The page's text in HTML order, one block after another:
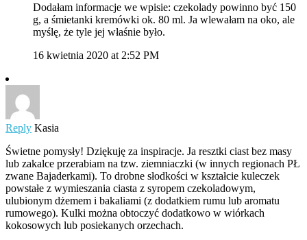
Dodałam informacje we wpisie: czekolady powinno być 150
g, a śmietanki kremówki ok. 80 ml. Ja wlewałam na oko, ale
myślę, że tyle jej właśnie było.
16 kwietnia 2020 at 2:52 PM
Reply Kasia
Świetne pomysły! Dziękuję za inspiracje. Ja resztki ciast bez masy
lub zakalce przerabiam na tzw. ziemniaczki (w innych regionach PŁ
zwane Bajaderkami). To drobne słodkości w kształcie kuleczek
powstałe z wymieszania ciasta z syropem czekoladowym,
ulubionym dżemem i bakaliami (z dodatkiem rumu lub aromatu
rumowego). Kulki można obtoczyć dodatkowo w wiórkach
kokosowych lub posiekanych orzechach.